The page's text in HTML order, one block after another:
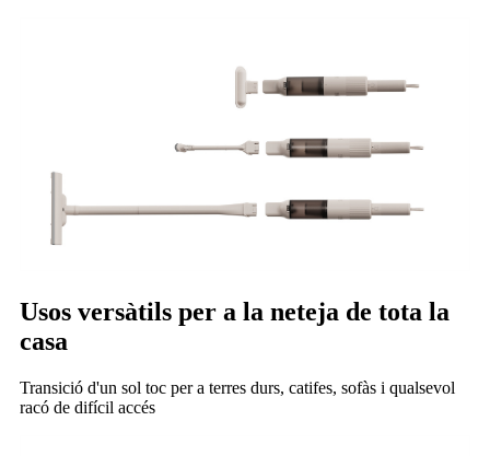
Usos versàtils per a la neteja de tota la
casa
Transició d'un sol toc per a terres durs, catifes, sofàs i qualsevol
racó de difícil accés